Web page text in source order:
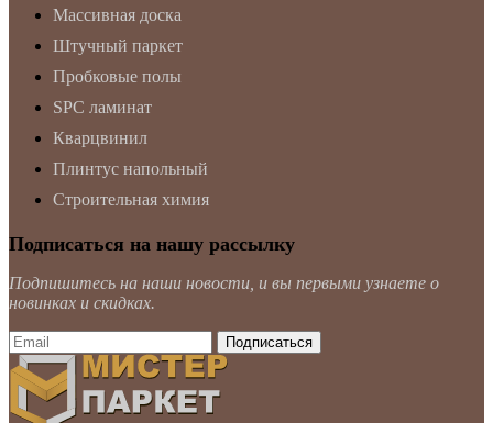
Массивная доска
Штучный паркет
Пробковые полы
SPC ламинат
Кварцвинил
Плинтус напольный
Строительная химия
Подписаться на нашу рассылку
Подпишитесь на наши новости, и вы первыми узнаете о
новинках и скидках.